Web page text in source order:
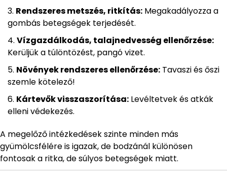
Rendszeres metszés, ritkítás: Megakadályozza a
gombás betegségek terjedését.
Vízgazdálkodás, talajnedvesség ellenőrzése:
Kerüljük a túlöntözést, pangó vizet.
Növények rendszeres ellenőrzése: Tavaszi és őszi
szemle kötelező!
Kártevők visszaszorítása: Levéltetvek és atkák
elleni védekezés.
A megelőző intézkedések szinte minden más
gyümölcsfélére is igazak, de bodzánál különösen
fontosak a ritka, de súlyos betegségek miatt.